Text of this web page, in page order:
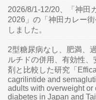
2026/8/1-12/20、「神田
2026」の「神田カレー
しました。
2型糖尿病なし、肥満、
ルチドの併用、有効性
剤と比較した研究「
cagrilintide and
adults with overweight or
diabetes in Japan and